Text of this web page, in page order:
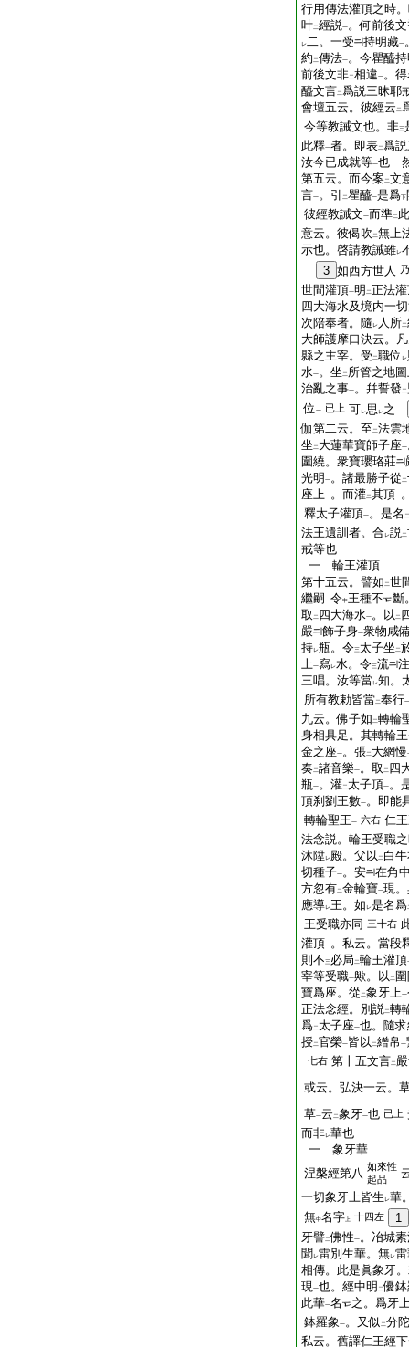
行用傳法灌頂之時
叶二經説一。何前後
レ二。一受 持明藏一
約 二傳法一。今瞿醯
前後文非二相違一。
醯文言二爲説三昧耶
會壇五云。彼經云 二
今等教誡文也。非三
此釋一者。即表二爲
汝今已成就等一也
第五云。而今案二文
言一。引 二瞿醯一是爲下
彼經教誡文一而準二
意云。彼偈吹 二無上
示也。啓請教誡雖レ
3 如西方世人
世間灌頂一明 二正法
四大海水及境内一
次陪奉者。隨 レ 人所二
大師護摩口決云。
縣之主宰。受 二職位 レ
水一。坐 二 所管之地
治亂之事一。幷誓發 二
位 一 已上 可レ思 レ之
伽第二云。至 二法雲
坐 二 大蓮華寶師子座一
圍繞。衆寶瓔珞莊
光明 一。諸最勝子從 二
座上一。而灌二其頂一
釋太子灌頂一。是名 二
法王遺訓者。合レ説二
戒等也
一 輪王灌頂
第十五云。譬如 二世
繼嗣 一令中王種不
斷
取 二 四大海水一。以 二
嚴
飾子身一衆物咸
持レ瓶。令三太子坐 二
上一寫レ水。令三流
三唱。汝等當レ知。
所有教勅皆當二奉行一
九云。佛子如 二轉輪
身相具足。其轉輪
金之座一。張二 大網慢
奏二諸音樂一。取 二 四
瓶一。灌二太子頂一。
頂刹劉王數一。即能
轉輪聖王一 六右 仁
法念説。輪王受職
沐陞レ殿。父以 二 白
切種子一。安
在角
方忽有二金輪寶一現
應導レ王。如 レ是名爲
王受職亦同 三十右
灌頂一。私云。當段
則不三必局 二輪王灌頂
宰等受職一歟。以 二
寶爲座。從 二象牙上一
正法念經。別説二轉
爲二太子座一也。隨
授二官榮一皆以 二繒帛 一
七右 第十五文言二
或云。弘決一云。
草一云 二象牙一也 已上
而非レ華也
一 象牙華
涅槃經第八 如來性
起品
一切象牙上皆生 レ華
無中名字 上 十四左
1
牙譬二佛性一。冶城
聞 レ雷別生華。無レ
相傳。此是眞象牙
現一也。經中明 二優
此華一名
之。爲牙
鉢羅象一。又似 二分
私云。舊譯仁王經